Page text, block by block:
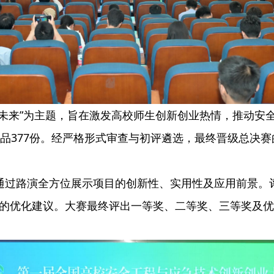
来”为主题，旨在激发高校师生创新创业热情，推动
377份。经严格形式审查与初评遴选，最终晋级总决
路演全方位展示项目的创新性、实用性及应用前景
优化建议。大赛最终评出一等奖、二等奖、三等奖及